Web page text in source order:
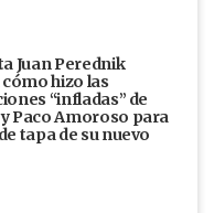
Juan Perednik
hizo las
“infladas” de
y Paco Amoroso para
tapa de su nuevo